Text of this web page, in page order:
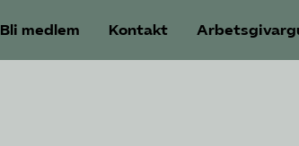
Bli medlem Kontakt